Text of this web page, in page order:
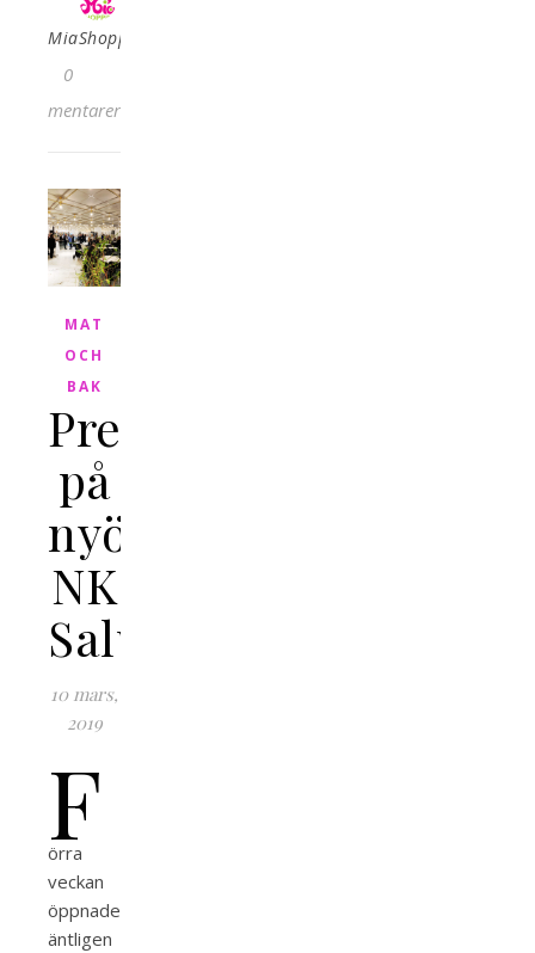
MiaShopping
0
kommentarer
MAT
OCH
BAK
Presslunch
på
nyöppnade
NK
Saluhall
10 mars,
2019
F
örra
veckan
öppnade
äntligen